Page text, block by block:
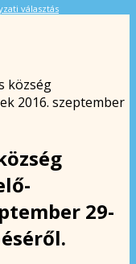
választás
község
2016. szeptember
29-